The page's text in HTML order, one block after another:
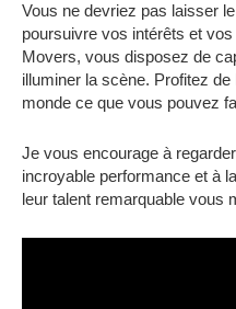
Vous ne devriez pas laisser
poursuivre vos intérêts et
Movers, vous disposez de
illuminer la scène. Profitez
monde ce que vous pouvez
Je vous encourage à
incroyable performance et à
leur talent remarquable vous